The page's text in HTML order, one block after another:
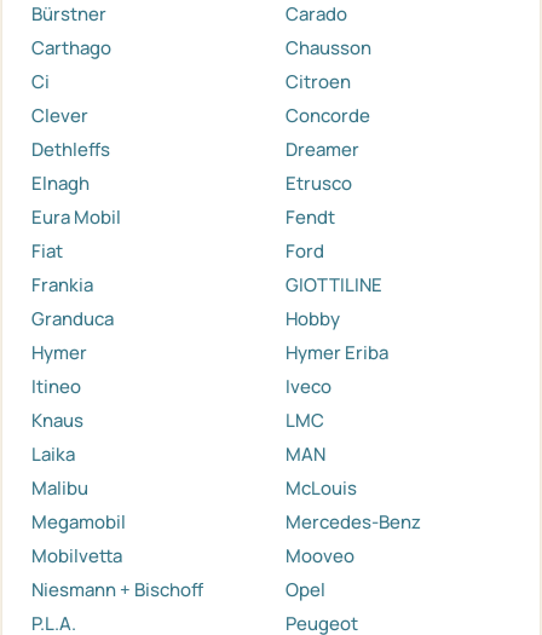
Bürstner
Carado
Carthago
Chausson
Ci
Citroen
Clever
Concorde
Dethleffs
Dreamer
Elnagh
Etrusco
Eura Mobil
Fendt
Fiat
Ford
Frankia
GIOTTILINE
Granduca
Hobby
Hymer
Hymer Eriba
Itineo
Iveco
Knaus
LMC
Laika
MAN
Malibu
McLouis
Megamobil
Mercedes-Benz
Mobilvetta
Mooveo
Niesmann + Bischoff
Opel
P.L.A.
Peugeot